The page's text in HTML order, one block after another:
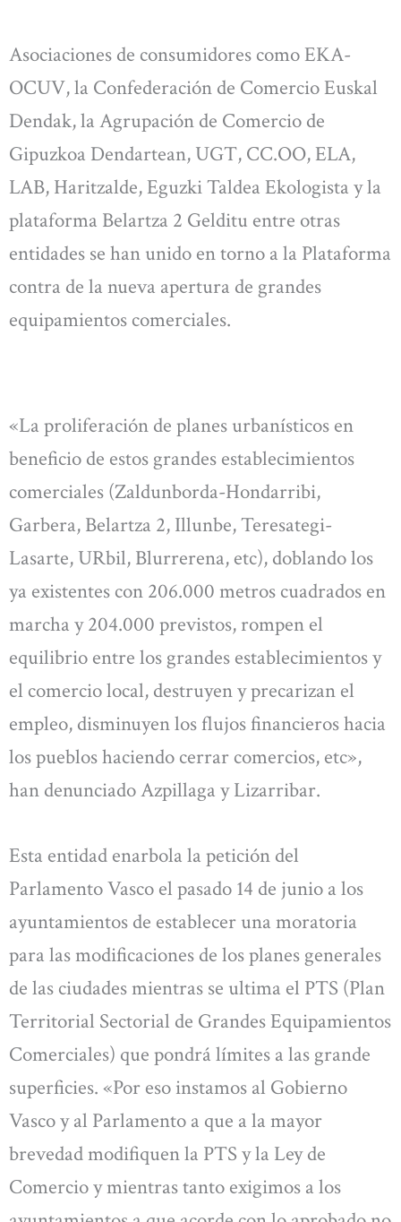
Asociaciones de consumidores como EKA-
OCUV, la Confederación de Comercio Euskal
Dendak, la Agrupación de Comercio de
Gipuzkoa Dendartean, UGT, CC.OO, ELA,
LAB, Haritzalde, Eguzki Taldea Ekologista y la
plataforma Belartza 2 Gelditu entre otras
entidades se han unido en torno a la Plataforma
contra de la nueva apertura de grandes
equipamientos comerciales.
«La proliferación de planes urbanísticos en
beneficio de estos grandes establecimientos
comerciales (Zaldunborda-Hondarribi,
Garbera, Belartza 2, Illunbe, Teresategi-
Lasarte, URbil, Blurrerena, etc), doblando los
ya existentes con 206.000 metros cuadrados en
marcha y 204.000 previstos, rompen el
equilibrio entre los grandes establecimientos y
el comercio local, destruyen y precarizan el
empleo, disminuyen los flujos financieros hacia
los pueblos haciendo cerrar comercios, etc»,
han denunciado Azpillaga y Lizarribar.
Esta entidad enarbola la petición del
Parlamento Vasco el pasado 14 de junio a los
ayuntamientos de establecer una moratoria
para las modificaciones de los planes generales
de las ciudades mientras se ultima el PTS (Plan
Territorial Sectorial de Grandes Equipamientos
Comerciales) que pondrá límites a las grande
superficies. «Por eso instamos al Gobierno
Vasco y al Parlamento a que a la mayor
brevedad modifiquen la PTS y la Ley de
Comercio y mientras tanto exigimos a los